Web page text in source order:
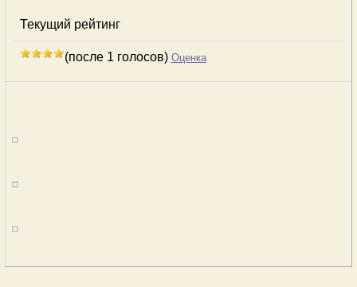
Текущий рейтинг
(после 1 голосов) Оценка